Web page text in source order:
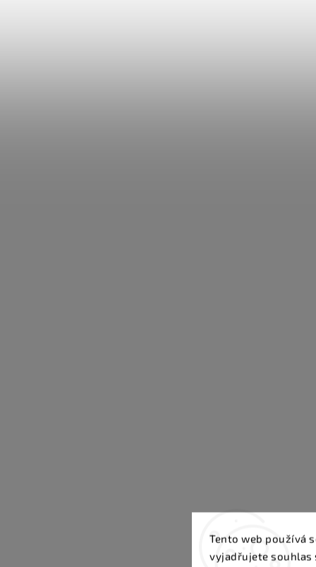
Tento web používá
vyjadřujete souhlas